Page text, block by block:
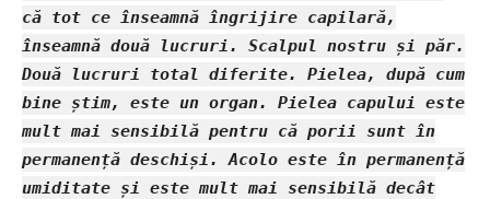
că tot ce înseamnă îngrijire capilară,
înseamnă două lucruri. Scalpul nostru și păr.
Două lucruri total diferite. Pielea, după cum
bine știm, este un organ. Pielea capului este
mult mai sensibilă pentru că porii sunt în
permanență deschiși. Acolo este în permanență
umiditate și este mult mai sensibilă decât